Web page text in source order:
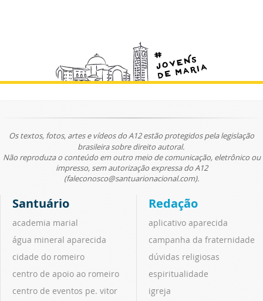
Os textos, fotos, artes e vídeos do A12 estão protegidos pela legislação
brasileira sobre direito autoral.
Não reproduza o conteúdo em outro meio de comunicação, eletrônico ou
impresso, sem autorização expressa do A12
(faleconosco@santuarionacional.com).
Santuário
academia marial
água mineral aparecida
cidade do romeiro
centro de apoio ao romeiro
centro de eventos pe. vitor
Redação
aplicativo aparecida
campanha da fraternidade
dúvidas religiosas
espiritualidade
igreja